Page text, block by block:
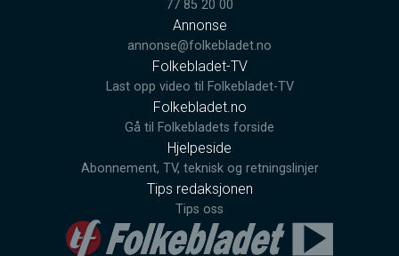
77 85 20 00
Annonse
annonse@folkebladet.no
Folkebladet-TV
Last opp video til Folkebladet-TV
Folkebladet.no
Gå til Folkebladets forside
Hjelpeside
Abonnement, TV, teknisk og retningslinjer
Tips redaksjonen
Tips oss